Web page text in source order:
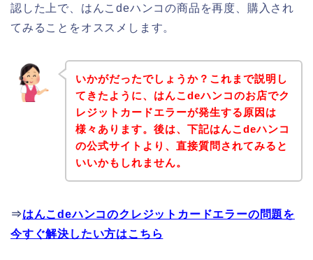
認した上で、はんこdeハンコの商品を再度、購入され
てみることをオススメします。
いかがだったでしょうか？これまで説明し
てきたように、はんこdeハンコのお店でク
レジットカードエラーが発生する原因は
様々あります。後は、下記はんこdeハンコ
の公式サイトより、直接質問されてみると
いいかもしれません。
⇒はんこdeハンコのクレジットカードエラーの問題を
今すぐ解決したい方はこちら